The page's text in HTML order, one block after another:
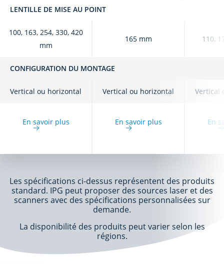
LENTILLE DE MISE AU POINT
100, 163, 254, 330, 420
mm
165 mm 110,
CONFIGURATION DU MONTAGE
Vertical ou horizontal Vertical ou horizontal Vertical
En savoir plus En savoir plus En
Les spécifications ci-dessus représentent des produits
standard. IPG peut proposer des sources laser et des
scanners avec des spécifications personnalisées sur
demande.
La disponibilité des produits peut varier selon les
régions.